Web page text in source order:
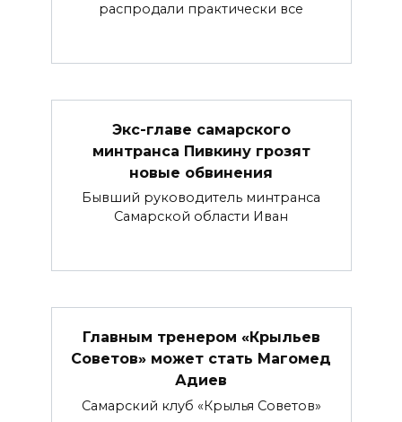
распродали практически все
Экс-главе самарского
минтранса Пивкину грозят
новые обвинения
Бывший руководитель минтранса
Самарской области Иван
Главным тренером «Крыльев
Советов» может стать Магомед
Адиев
Самарский клуб «Крылья Советов»